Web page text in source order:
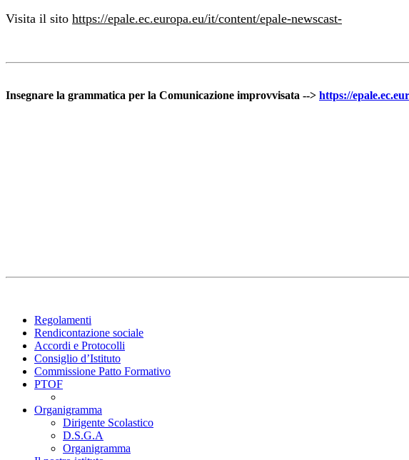
Visita il sito https://epale.ec.europa.eu/it/content/epale-newscast-
Insegnare la grammatica per la Comunicazione improvvisata --> https://
Regolamenti
Rendicontazione sociale
Accordi e Protocolli
Consiglio d’Istituto
Commissione Patto Formativo
PTOF
Organigramma
Dirigente Scolastico
D.S.G.A
Organigramma